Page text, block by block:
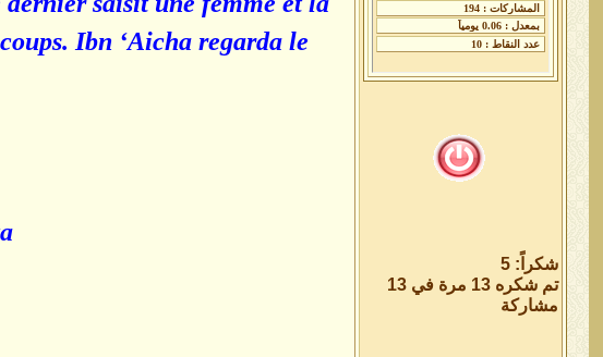
شكراً: 5
تم شكره 13 مرة في 13
مشاركة
Ibn ‘Aicha regarda le
: